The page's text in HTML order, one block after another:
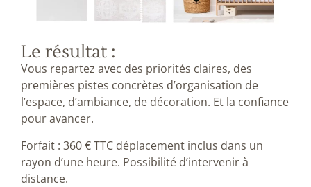
Le résultat :
Vous repartez avec des priorités claires, des
premières pistes concrètes d’organisation de
l’espace, d’ambiance, de décoration. Et la confiance
pour avancer.
Forfait : 360 € TTC déplacement inclus dans un
rayon d’une heure. Possibilité d’intervenir à
distance.